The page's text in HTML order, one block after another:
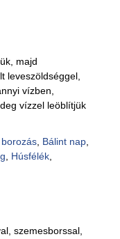
majd
leveszöldséggel,
vízben,
vízzel leöblítjük
, Bálint nap,
Húsfélék,
szemesborssal,